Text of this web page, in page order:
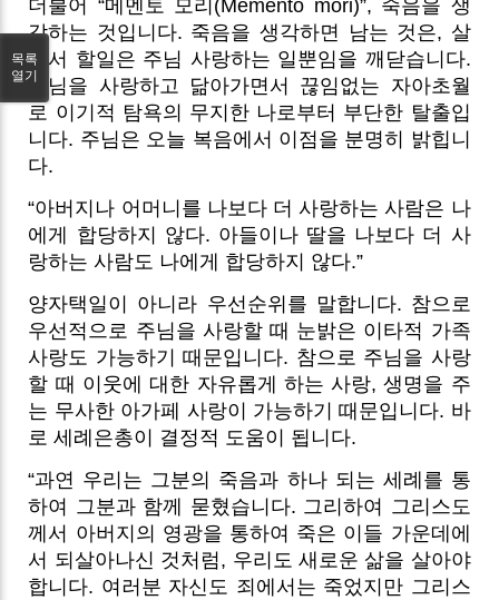
더불어 “메멘토 모리(Memento mori)”, 죽음을 생
각하는 것입니다. 죽음을 생각하면 남는 것은, 살
아서 할일은 주님 사랑하는 일뿐임을 깨닫습니다.
주님을 사랑하고 닮아가면서 끊임없는 자아초월
로 이기적 탐욕의 무지한 나로부터 부단한 탈출입
니다. 주님은 오늘 복음에서 이점을 분명히 밝힙니
다.
“아버지나 어머니를 나보다 더 사랑하는 사람은 나
에게 합당하지 않다. 아들이나 딸을 나보다 더 사
랑하는 사람도 나에게 합당하지 않다.”
양자택일이 아니라 우선순위를 말합니다. 참으로
우선적으로 주님을 사랑할 때 눈밝은 이타적 가족
사랑도 가능하기 때문입니다. 참으로 주님을 사랑
할 때 이웃에 대한 자유롭게 하는 사랑, 생명을 주
는 무사한 아가페 사랑이 가능하기 때문입니다. 바
로 세례은총이 결정적 도움이 됩니다.
“과연 우리는 그분의 죽음과 하나 되는 세례를 통
하여 그분과 함께 묻혔습니다. 그리하여 그리스도
께서 아버지의 영광을 통하여 죽은 이들 가운데에
서 되살아나신 것처럼, 우리도 새로운 삶을 살아야
합니다. 여러분 자신도 죄에서는 죽었지만 그리스
목록
열기